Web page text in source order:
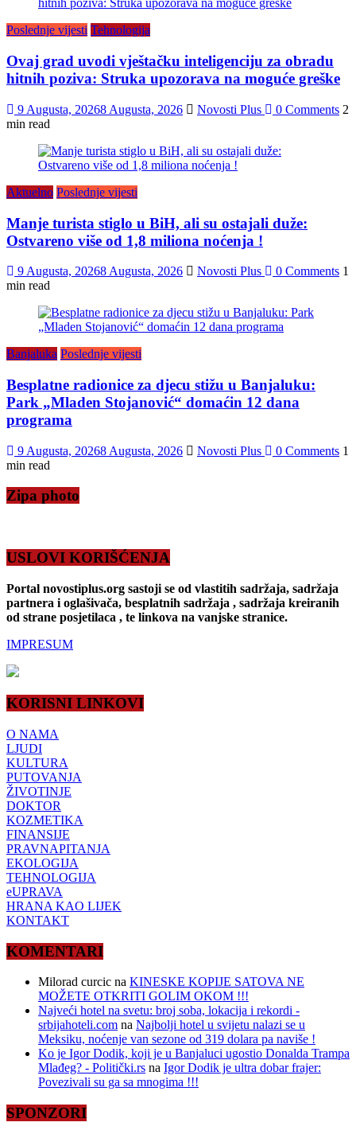
Poslednje vijesti Tehnologija
Ovaj grad uvodi vještačku inteligenciju za obradu
hitnih poziva: Struka upozorava na moguće greške
9 Augusta, 20268 Augusta, 2026 Novosti Plus 0 Comments 2
min read
Aktuelno Poslednje vijesti
Manje turista stiglo u BiH, ali su ostajali duže:
Ostvareno više od 1,8 miliona noćenja !
9 Augusta, 20268 Augusta, 2026 Novosti Plus 0 Comments 1
min read
Banjaluka Poslednje vijesti
Besplatne radionice za djecu stižu u Banjaluku:
Park „Mladen Stojanović“ domaćin 12 dana
programa
9 Augusta, 20268 Augusta, 2026 Novosti Plus 0 Comments 1
min read
Zipa photo
USLOVI KORIŠĆENJA
Portal novostiplus.org sastoji se od vlastitih sadržaja, sadržaja
partnera i oglašivača, besplatnih sadržaja , sadržaja kreiranih
od strane posjetilaca , te linkova na vanjske stranice.
IMPRESUM
KORISNI LINKOVI
O NAMA
LJUDI
KULTURA
PUTOVANJA
ŽIVOTINJE
DOKTOR
KOZMETIKA
FINANSIJE
PRAVNAPITANJA
EKOLOGIJA
TEHNOLOGIJA
eUPRAVA
HRANA KAO LIJEK
KONTAKT
KOMENTARI
Milorad curcic na KINESKE KOPIJE SATOVA NE
MOŽETE OTKRITI GOLIM OKOM !!!
Najveći hotel na svetu: broj soba, lokacija i rekordi -
srbijahoteli.com na Najbolji hotel u svijetu nalazi se u
Meksiku, noćenje van sezone od 319 dolara pa naviše !
Ko je Igor Dodik, koji je u Banjaluci ugostio Donalda Trampa
Mlađeg? - Politički.rs na Igor Dodik je ultra dobar frajer:
Povezivali su ga sa mnogima !!!
SPONZORI